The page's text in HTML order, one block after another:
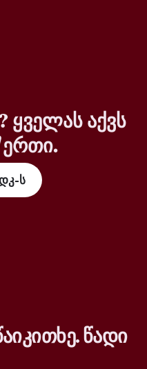
ყველას აქვს
ს
წადი